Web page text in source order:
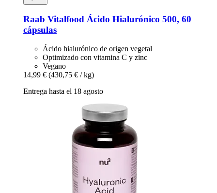
Raab Vitalfood Ácido Hialurónico 500, 60
cápsulas
Ácido hialurónico de origen vegetal
Optimizado con vitamina C y zinc
Vegano
14,99 € (430,75 € / kg)
Entrega hasta el 18 agosto